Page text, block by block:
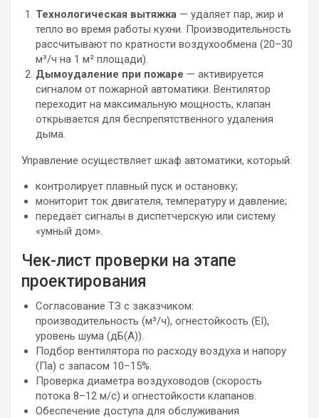
Технологическая вытяжка — удаляет пар, жир и
тепло во время работы кухни. Производительность
рассчитывают по кратности воздухообмена (20–30
м³/ч на 1 м² площади).
Дымоудаление при пожаре — активируется
сигналом от пожарной автоматики. Вентилятор
переходит на максимальную мощность, клапан
открывается для беспрепятственного удаления
дыма.
Управление осуществляет шкаф автоматики, который:
контролирует плавный пуск и остановку;
мониторит ток двигателя, температуру и давление;
передаёт сигналы в диспетчерскую или систему
«умный дом».
Чек-лист проверки на этапе
проектирования
Согласование ТЗ с заказчиком:
производительность (м³/ч), огнестойкость (EI),
уровень шума (дБ(А)).
Подбор вентилятора по расходу воздуха и напору
(Па) с запасом 10–15%.
Проверка диаметра воздуховодов (скорость
потока 8–12 м/с) и огнестойкости клапанов.
Обеспечение доступа для обслуживания